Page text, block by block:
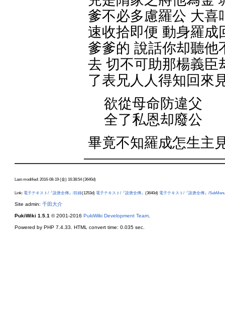
爹不必多慮羅公 大喜
速收拾即便 動身羅成
爹爹的 說話你却聽他
去 切不可助那楊義臣
了表兄人人得知回來
欲從母命防違父
全了私恩却廢公
畢竟不知羅成怎生主
Last-modified: 2016-08-19 (金) 16:38:54 (3640d)
Link: 電子テキスト/『說唐全傳』/目錄(1253d) 電子テキスト/『說唐全傳』 (3640d) 電子テキスト/『說唐全傳』/SubMenu
Site admin: 千田大介
PukiWiki 1.5.1 © 2001-2016 PukiWiki Development Team
Powered by PHP 7.4.33. HTML convert time: 0.035 sec.